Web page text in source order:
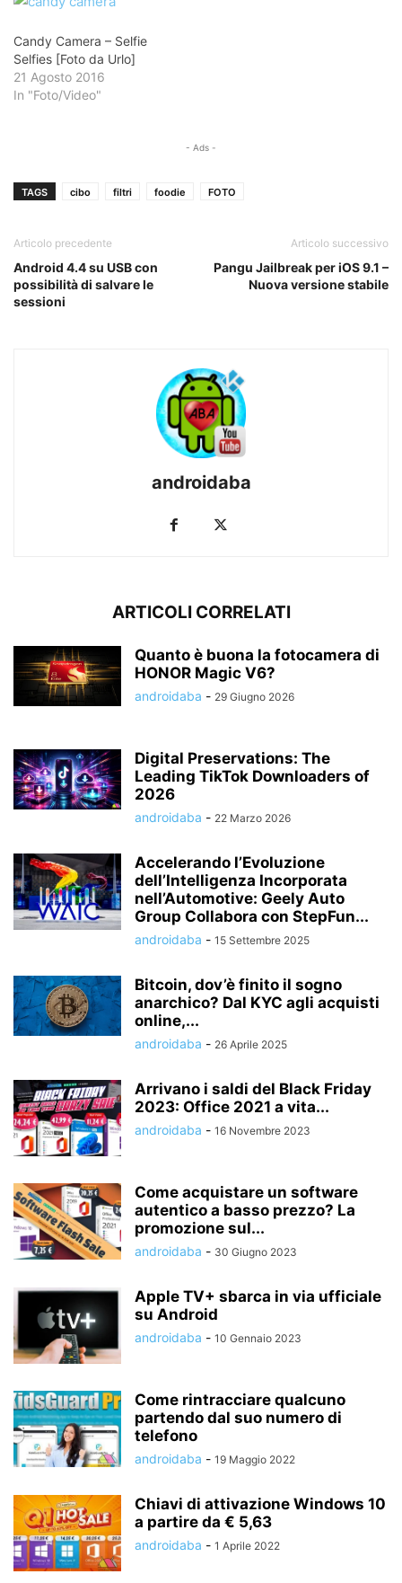
Candy Camera – Selfie
Selfies [Foto da Urlo]
21 Agosto 2016
In "Foto/Video"
- Ads -
TAGS cibo filtri foodie FOTO
Articolo precedente
Android 4.4 su USB con
possibilità di salvare le
sessioni
Articolo successivo
Pangu Jailbreak per iOS 9.1 –
Nuova versione stabile
androidaba
ARTICOLI CORRELATI
Quanto è buona la fotocamera di
HONOR Magic V6?
androidaba - 29 Giugno 2026
Digital Preservations: The
Leading TikTok Downloaders of
2026
androidaba - 22 Marzo 2026
Accelerando l’Evoluzione
dell’Intelligenza Incorporata
nell’Automotive: Geely Auto
Group Collabora con StepFun...
androidaba - 15 Settembre 2025
Bitcoin, dov’è finito il sogno
anarchico? Dal KYC agli acquisti
online,...
androidaba - 26 Aprile 2025
Arrivano i saldi del Black Friday
2023: Office 2021 a vita...
androidaba - 16 Novembre 2023
Come acquistare un software
autentico a basso prezzo? La
promozione sul...
androidaba - 30 Giugno 2023
Apple TV+ sbarca in via ufficiale
su Android
androidaba - 10 Gennaio 2023
Come rintracciare qualcuno
partendo dal suo numero di
telefono
androidaba - 19 Maggio 2022
Chiavi di attivazione Windows 10
a partire da € 5,63
androidaba - 1 Aprile 2022